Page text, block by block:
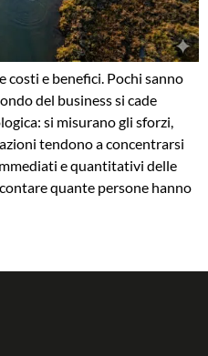
costi e benefici. Pochi sanno
del business si cade
si misurano gli sforzi,
tendono a concentrarsi
e quantitativi delle
quante persone hanno